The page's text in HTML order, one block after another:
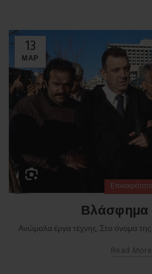
13
ΜΑΡ
Επικαιρότητα
Βλάσφημα
Ανώμαλα έργα τέχνης. Στο όνομα
Read More